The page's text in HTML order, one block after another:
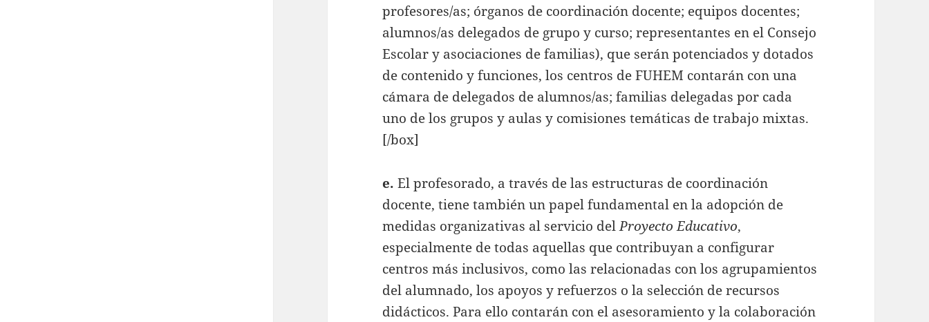
profesores/as; órganos de coordinación docente; equipos docentes;
alumnos/as delegados de grupo y curso; representantes en el Consejo
Escolar y asociaciones de familias), que serán potenciados y dotados
de contenido y funciones, los centros de FUHEM contarán con una
cámara de delegados de alumnos/as; familias delegadas por cada
uno de los grupos y aulas y comisiones temáticas de trabajo mixtas.
[/box]
e.El profesorado, a través de las estructuras de coordinación
docente, tiene también un papel fundamental en la adopción de
medidas organizativas al servicio delProyecto Educativo,
especialmente de todas aquellas que contribuyan a configurar
centros más inclusivos, como las relacionadas con los agrupamientos
del alumnado, los apoyos y refuerzos o la selección de recursos
didácticos. Para ello contarán con el asesoramiento y la colaboración